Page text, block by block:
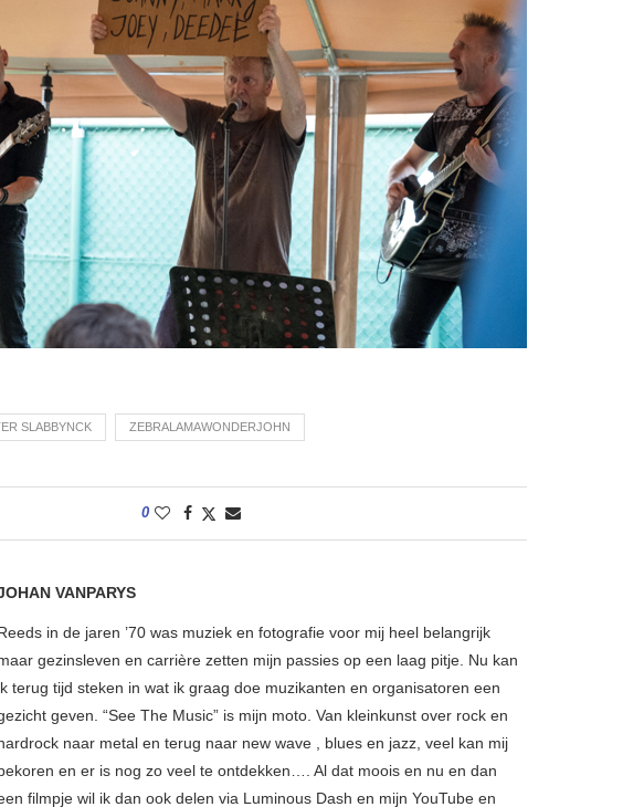
SLABBYNCK ZEBRALAMAWONDERJOHN
0
VANPARYS
in de jaren ’70 was muziek en fotografie voor mij heel belangrijk
gezinsleven en carrière zetten mijn passies op een laag pitje. Nu kan
terug tijd steken in wat ik graag doe muzikanten en organisatoren een
geven. “See The Music” is mijn moto. Van kleinkunst over rock en
naar metal en terug naar new wave , blues en jazz, veel kan mij
en er is nog zo veel te ontdekken…. Al dat moois en nu en dan
filmpje wil ik dan ook delen via Luminous Dash en mijn YouTube en